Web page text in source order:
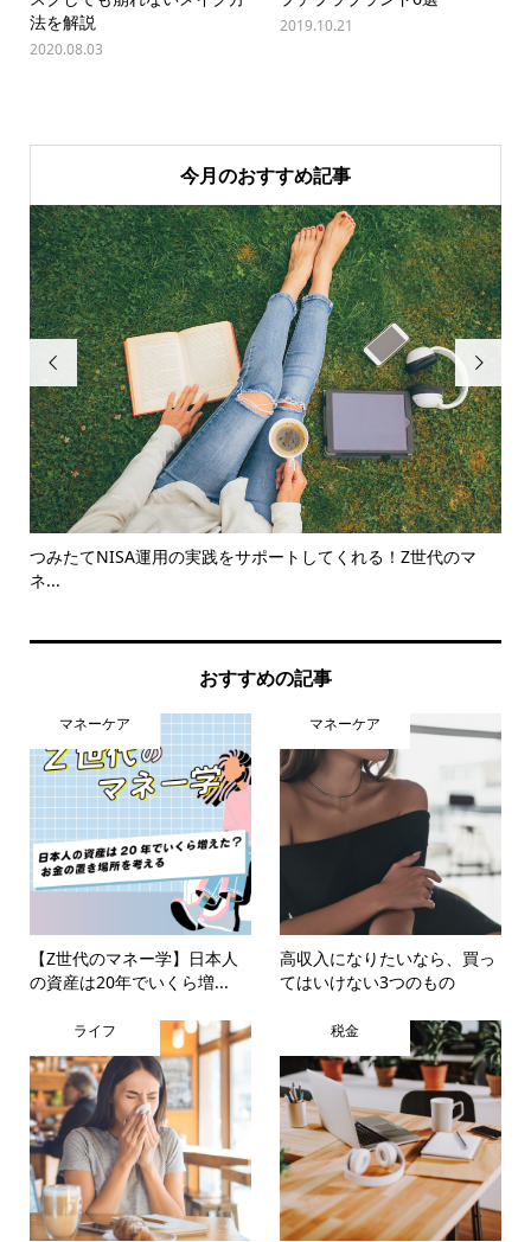
法を解説
2020.08.03
2019.10.21
今月のおすすめ記事

つみたてNISA運用の実践をサポートしてくれる！Z世代のマ
ネ...

おすすめの記事
マネーケア
【Z世代のマネー学】日本人
の資産は20年でいくら増...
マネーケア
高収入になりたいなら、買っ
てはいけない3つのもの
ライフ 税金